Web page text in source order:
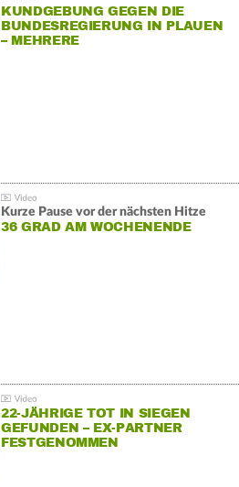
KUNDGEBUNG GEGEN DIE
BUNDESREGIERUNG IN PLAUEN
– MEHRERE
Kurze Pause vor der nächsten Hitze
36 GRAD AM WOCHENENDE
22-JÄHRIGE TOT IN SIEGEN
GEFUNDEN – EX-PARTNER
FESTGENOMMEN